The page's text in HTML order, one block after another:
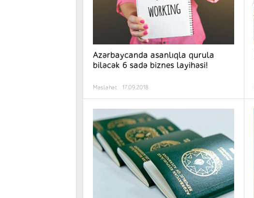
Azərbaycanda asanlıqla qurula
biləcək 6 sadə biznes layihəsi!
Məsləhət 17.09.2018